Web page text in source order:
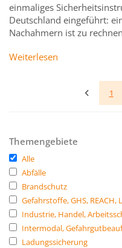
einmaliges
Deutschland eingeführt:
Nachahmern ist zu
Weiterlesen
1
Themengebiete
Alle
Abfälle
Brandschutz
Gefahrstoffe, GHS, REACH,
Industrie, Handel,
Intermodal,
Ladungssicherung